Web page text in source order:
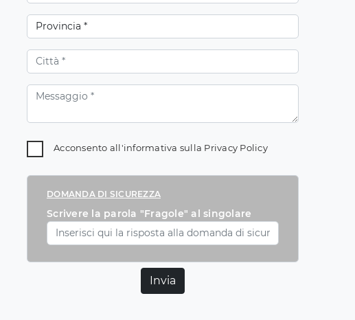
Acconsento all'informativa sulla Privacy Policy
DOMANDA DI SICUREZZA
Scrivere la parola "Fragole" al singolare
Invia